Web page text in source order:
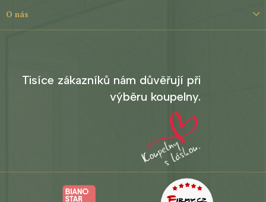
O nás
Tisíce zákazníků nám důvěřují při
výběru koupelny.